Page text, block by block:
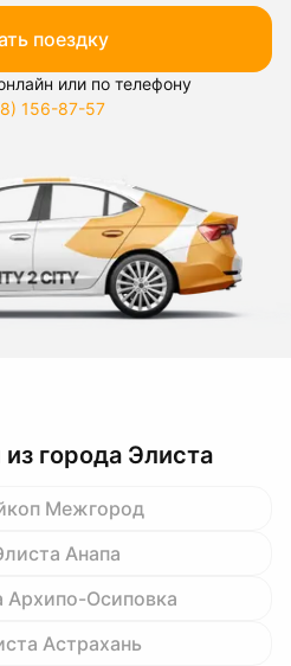
поездку
или по телефону
156-87-57
города Элиста
Межгород
Анапа
Архипо-Осиповка
Астрахань